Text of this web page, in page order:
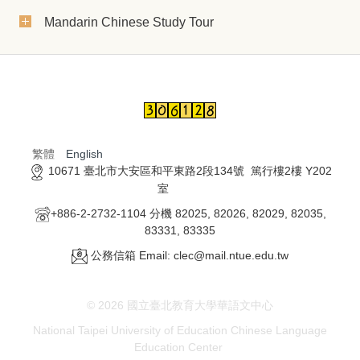
Mandarin Chinese Study Tour
繁體
English
10671 臺北市大安區和平東路2段134號 篤行樓2樓 Y202
室
+886-2-2732-1104 分機 82025, 82026, 82029, 82035,
83331, 83335
公務信箱 Email: clec@mail.ntue.edu.tw
© 2026 國立臺北教育大學華語文中心
National Taipei University of Education Chinese Language
Education Center